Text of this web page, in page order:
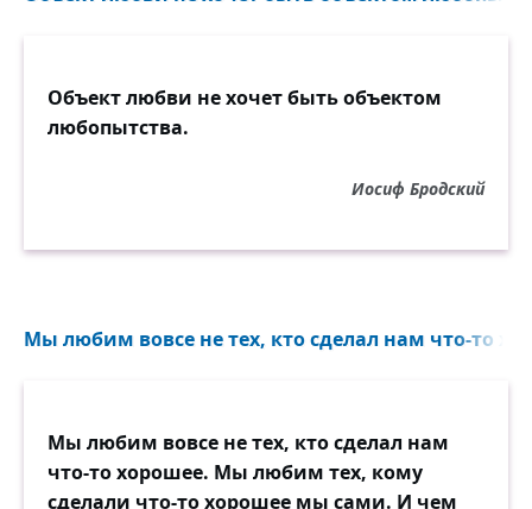
Объект любви не хочет быть объектом
любопытства.
Иосиф Бродский
Мы любим вовсе не тех, кто сделал нам что-то
Мы любим вовсе не тех, кто сделал нам
что-то хорошее. Мы любим тех, кому
сделали что-то хорошее мы сами. И чем